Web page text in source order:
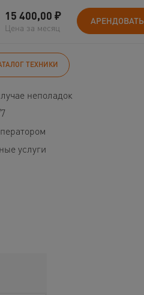
15 400,00 ₽
Цена за месяц
АРЕНДОВАТЬ
ТЕХНИКИ
неполадок
услуги